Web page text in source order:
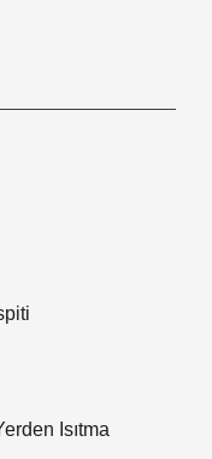
Isıtma